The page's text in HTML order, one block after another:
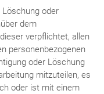
oder
dem
verpflichtet, allen
personenbezogenen
oder Löschung
mitzuteilen, es
oder ist mit einem